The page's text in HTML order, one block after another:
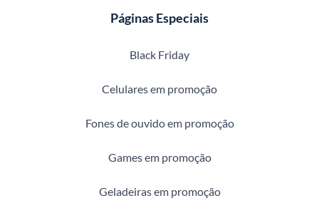
Páginas Especiais
Black Friday
Celulares em promoção
Fones de ouvido em promoção
Games em promoção
Geladeiras em promoção